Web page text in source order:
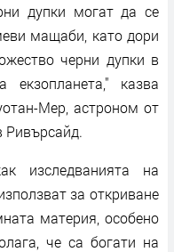
дупки могат да се
мащаби, като дори
черни дупки в
казва
Мер, астроном от
Ривърсайд.
изследванията на
за откриване
материя, особено
че са богати на